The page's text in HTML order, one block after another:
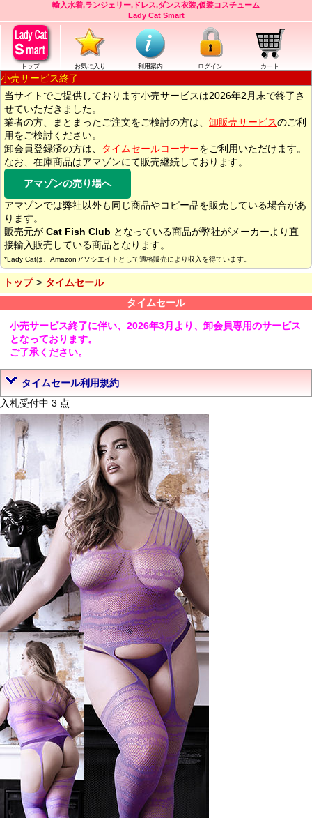
輸入水着,ランジェリー,ドレス,ダンス衣装,仮装コスチューム
Lady Cat Smart
トップ お気に入り 利用案内 ログイン カート
小売サービス終了
当サイトでご提供しております小売サービスは2026年2月末で終了さ
せていただきました。
業者の方、まとまったご注文をご検討の方は、 卸販売サービスのご利
用をご検討ください。
卸会員登録済の方は、
タイムセールコーナーをご利用いただけます。
なお、在庫商品はアマゾンにて販売継続しております。
アマゾンの売り場へ
アマゾンでは弊社以外も同じ商品やコピー品を販売している場合があ
ります。
販売元が Cat Fish Club となっている商品が弊社がメーカーより直
接輸入販売している商品となります。
*Lady Catは、Amazonアソシエイトとして適格販売により収入を得ています。
トップ
タイムセール
タイムセール
小売サービス終了に伴い、2026年3月より、卸会員専用のサービス
となっております。
ご了承ください。
タイムセール利用規約
入札受付中 3 点